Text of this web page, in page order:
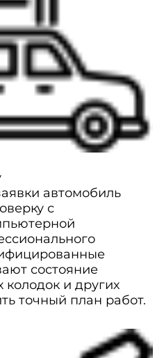
автомобиль
с
состояние
колодок и других
точный план работ.